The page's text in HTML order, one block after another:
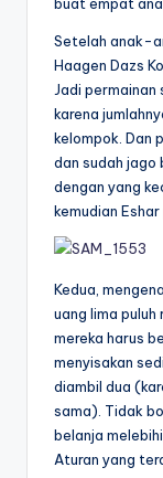
Setelah anak-
Haagen Dazs
Jadi permainan
karena
kelompok. Dan
dan sudah jago
dengan yang
kemudian
Kedua,
uang lima puluh
mereka harus
menyisakan
diambil dua
sama). Tidak
belanja
Aturan yang